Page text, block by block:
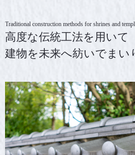
Traditional construction methods for shrines and
高度な伝統工法を用いて
建物を未来へ紡いでまい